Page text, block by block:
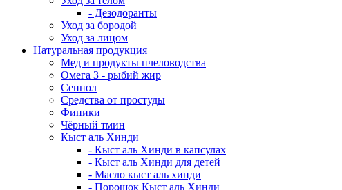
- Дезодоранты
Уход за бородой
Уход за лицом
Натуральная продукция
Мед и продукты пчеловодства
Омега 3 - рыбий жир
Сеннол
Средства от простуды
Финики
Чёрный тмин
Кыст аль Хинди
- Кыст аль Хинди в капсулах
- Кыст аль Хинди для детей
- Масло кыст аль хинди
- Порошок Кыст аль Хинди